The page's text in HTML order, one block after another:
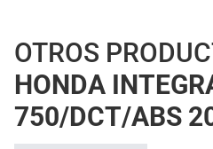
OTROS
HONDA
750/DCT/ABS